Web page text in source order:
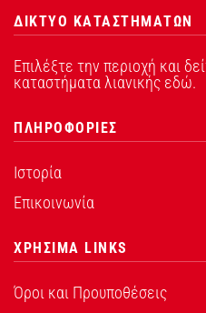
ΔΙΚΤΥΟ ΚΑΤΑΣΤΗΜΑΤΩΝ
Επιλέξτε την περιοχή και
καταστήματα λιανικής εδώ.
ΠΛΗΡΟΦΟΡΙΕΣ
Ιστορία
Επικοινωνία
ΧΡΗΣΙΜΑ LINKS
Όροι και Προυποθέσεις